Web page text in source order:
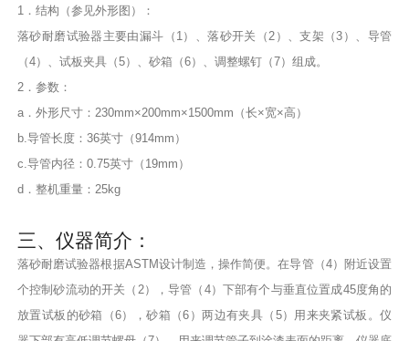
1．结构（参见外形图）：
落砂耐磨试验器主要由漏斗（1）、落砂开关（2）、支架（3）、导管
（4）、试板夹具（5）、砂箱（6）、调整螺钉（7）组成。
2．参数：
a．外形尺寸：230mm×200mm×1500mm（长×宽×高）
b.导管长度：36英寸（914mm）
c.导管内径：0.75英寸（19mm）
d．整机重量：25kg
三、仪器简介：
落砂耐磨试验器根据ASTM设计制造，操作简便。在导管（4）附近设置
个控制砂流动的开关（2），导管（4）下部有个与垂直位置成45度角的
放置试板的砂箱（6），砂箱（6）两边有夹具（5）用来夹紧试板。仪